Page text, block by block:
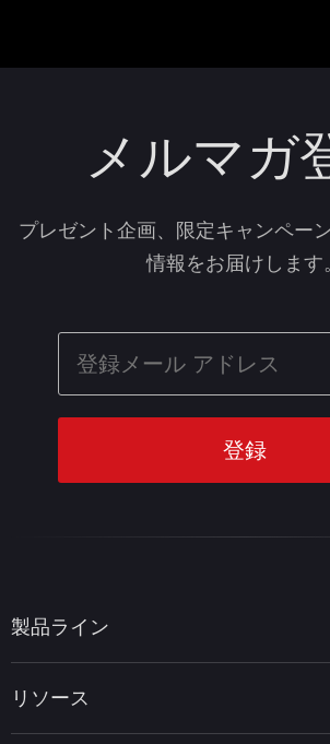
メルマガ
プレゼント企画、限定キャンペー
情報をお届けします
製品ライン
MiniTool Power Data Recovery
リソース